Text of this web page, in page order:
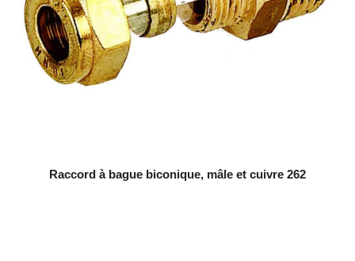
Raccord à bague biconique, mâle et cuivre 262